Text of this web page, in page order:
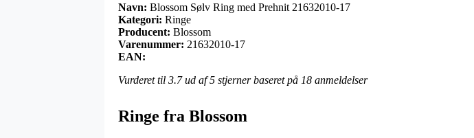
Navn: Blossom Sølv Ring med Prehnit 21632010-17
Kategori: Ringe
Producent: Blossom
Varenummer: 21632010-17
EAN:
Vurderet til 3.7ud af 5 stjerner baseret på 18 anmeldelser
Ringe fra Blossom